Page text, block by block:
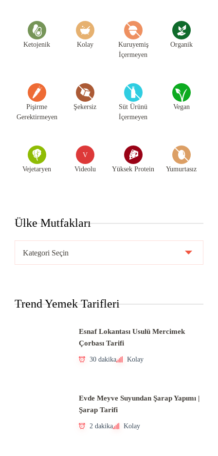
Ketojenik Kolay
Kuruyemiş
İçermeyen
Organik
Pişirme
Gerektirmeyen
Şekersiz
Süt Ürünü
İçermeyen
Vegan
Vejetaryen
V
Videolu Yüksek Protein Yumurtasız
Ülke Mutfakları
Mutfakları
Trend Yemek Tarifleri
Esnaf Lokantası Usulü Mercimek
Çorbası Tarifi
30 dakika Kolay
Evde Meyve Suyundan Şarap Yapımı |
Şarap Tarifi
2 dakika Kolay